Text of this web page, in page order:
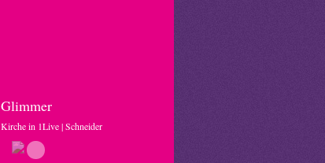
Glimmer
Kirche in 1Live | Schneider